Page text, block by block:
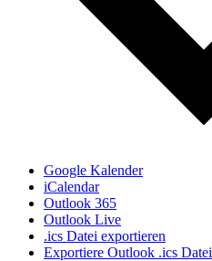
Google Kalender
iCalendar
Outlook 365
Outlook Live
.ics Datei exportieren
Exportiere Outlook .ics Datei